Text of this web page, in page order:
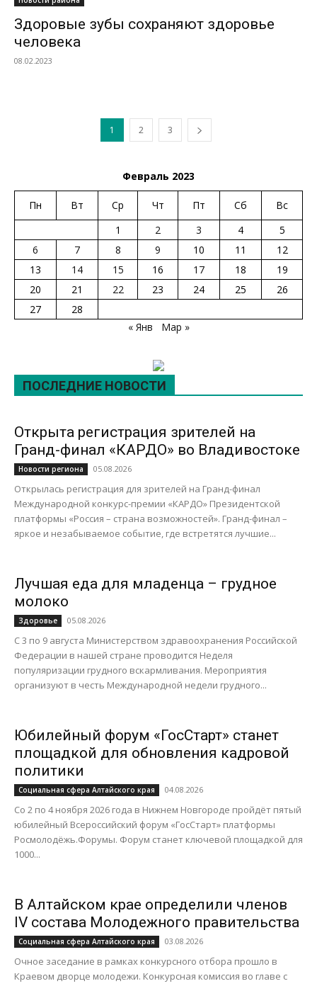
Здоровые зубы сохраняют здоровье
человека
08.02.2023
1 2 3
Февраль 2023
Пн Вт Ср Чт Пт Сб
Вс
1
2 3 4
5
6
7 8 9 10 11
12
13
14 15 16 17 18
19
20
21 22 23 24 25
26
27
28
« Янв
Мар »
ПОСЛЕДНИЕ НОВОСТИ
Открыта регистрация зрителей на
Гранд-финал «КАРДО» во Владивостоке
Новости региона 05.08.2026
Открылась регистрация для зрителей на Гранд-финал
Международной конкурс-премии «КАРДО» Президентской
платформы «Россия – страна возможностей». Гранд-финал –
яркое и незабываемое событие, где встретятся лучшие...
Лучшая еда для младенца – грудное
молоко
Здоровье 05.08.2026
С 3 по 9 августа Министерством здравоохранения Российской
Федерации в нашей стране проводится Неделя
популяризации грудного вскармливания. Мероприятия
организуют в честь Международной недели грудного...
Юбилейный форум «ГосСтарт» станет
площадкой для обновления кадровой
политики
Социальная сфера Алтайского края 04.08.2026
Со 2 по 4 ноября 2026 года в Нижнем Новгороде пройдёт пятый
юбилейный Всероссийский форум «ГосСтарт» платформы
Росмолодёжь.Форумы. Форум станет ключевой площадкой для
1000...
В Алтайском крае определили членов
IV состава Молодежного правительства
Социальная сфера Алтайского края 03.08.2026
Очное заседание в рамках конкурсного отбора прошло в
Краевом дворце молодежи. Конкурсная комиссия во главе с